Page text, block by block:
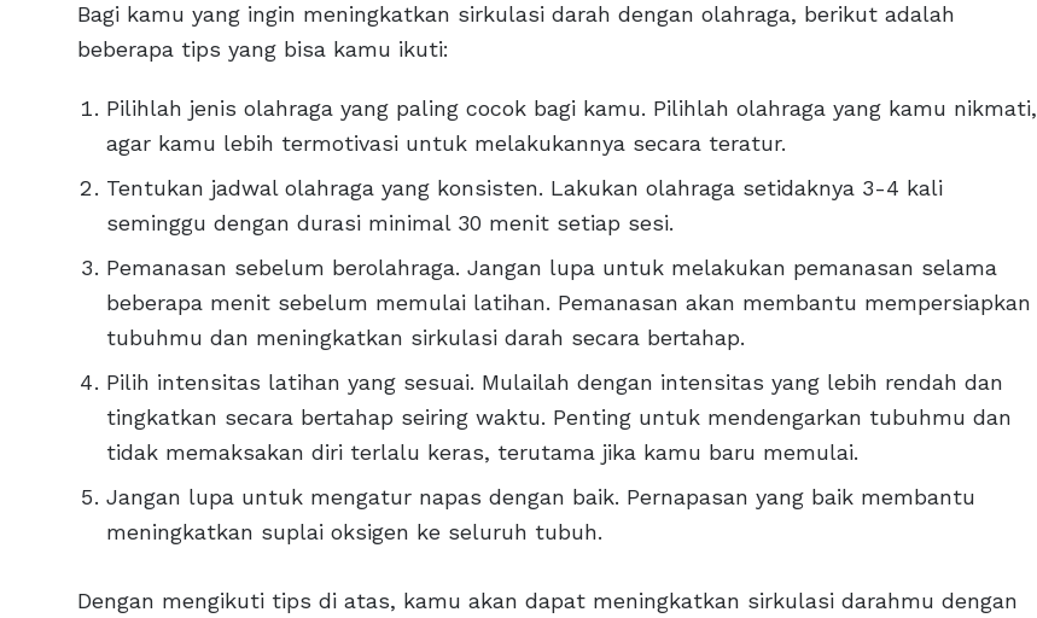
Bagi kamu yang ingin meningkatkan sirkulasi darah dengan olahraga, berikut adalah
beberapa tips yang bisa kamu ikuti:
Pilihlah jenis olahraga yang paling cocok bagi kamu. Pilihlah olahraga yang kamu nikmati,
agar kamu lebih termotivasi untuk melakukannya secara teratur.
Tentukan jadwal olahraga yang konsisten. Lakukan olahraga setidaknya 3-4 kali
seminggu dengan durasi minimal 30 menit setiap sesi.
Pemanasan sebelum berolahraga. Jangan lupa untuk melakukan pemanasan selama
beberapa menit sebelum memulai latihan. Pemanasan akan membantu mempersiapkan
tubuhmu dan meningkatkan sirkulasi darah secara bertahap.
Pilih intensitas latihan yang sesuai. Mulailah dengan intensitas yang lebih rendah dan
tingkatkan secara bertahap seiring waktu. Penting untuk mendengarkan tubuhmu dan
tidak memaksakan diri terlalu keras, terutama jika kamu baru memulai.
Jangan lupa untuk mengatur napas dengan baik. Pernapasan yang baik membantu
meningkatkan suplai oksigen ke seluruh tubuh.
Dengan mengikuti tips di atas, kamu akan dapat meningkatkan sirkulasi darahmu dengan